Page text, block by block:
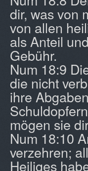
dir, was von
von allen
als Anteil
Gebühr.
Num 18:9
die nicht
ihre
mögen sie
Num 18:10
verzehren;
Heiliges